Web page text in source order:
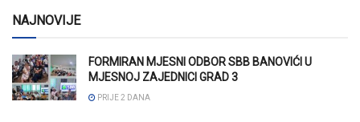
NAJNOVIJE
FORMIRAN MJESNI ODBOR SBB BANOVIĆI U
MJESNOJ ZAJEDNICI GRAD 3
PRIJE 2 DANA